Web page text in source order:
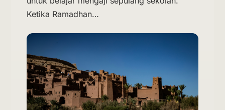
Ketika Ramadhan…